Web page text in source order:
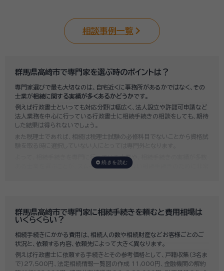
相談事例一覧
群馬県高崎市で専門家を選ぶ時のポイントは？
専門家選びで最も大切なのは、自宅近くに事務所があるかではなく、その
士業が相続に関する実績が多くあるかどうかです。
例えば行政書士といっても対応分野は幅広く、法人設立や許認可申請など
法人業務を中心に行っている行政書士に相続手続きの相談をしても、期待
した結果は得られないでしょう。
また税理士であれば、相続は税理士試験の必修科目でないことから資格試
験を取る時に選択していない人にとっては専門外となります。
よって、相続手続きを専門に行っている士業や、相続手続きの実績が多数
ある士業を選ぶことが、スムーズで間違いのない相続手続きのために非常
群馬県高崎市で専門家に相続手続きを頼むと費用相場は
いくらくらい？
相続手続きにかかる費用は、相続人の数や相続財産などお客様ごとのご
状況と、依頼する内容、依頼先によって大きく異なります。
例えば行政書士に依頼する手続きとその参考価格として、戸籍収集（3名ま
で）27,500円、法定相続情報一覧図の作成 11,000円、金融機関の解約